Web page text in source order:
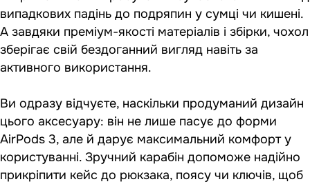
випадкових падінь до подряпин у сумці чи кишені.
А завдяки преміум-якості матеріалів і збірки, чохол
зберігає свій бездоганний вигляд навіть за
активного використання.
Ви одразу відчуєте, наскільки продуманий дизайн
цього аксесуару: він не лише пасує до форми
AirPods 3, але й дарує максимальний комфорт у
користуванні. Зручний карабін допоможе надійно
прикріпити кейс до рюкзака, поясу чи ключів, щоб